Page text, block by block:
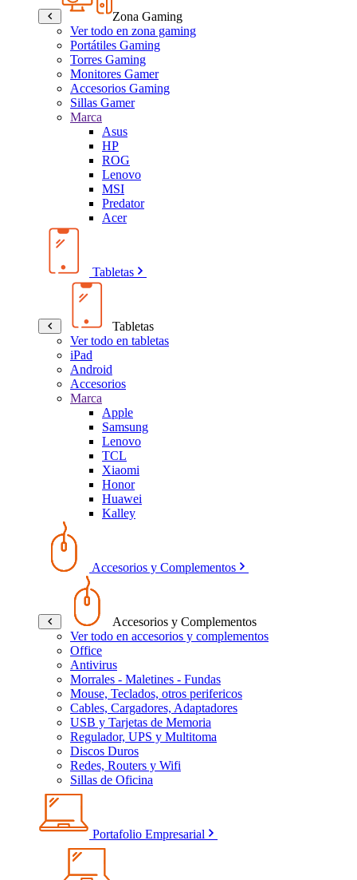
Zona Gaming
Ver todo en zona gaming
Portátiles Gaming
Torres Gaming
Monitores Gamer
Accesorios Gaming
Sillas Gamer
Marca
Asus
HP
ROG
Lenovo
MSI
Predator
Acer
Tabletas
Tabletas
Ver todo en tabletas
iPad
Android
Accesorios
Marca
Apple
Samsung
Lenovo
TCL
Xiaomi
Honor
Huawei
Kalley
Accesorios y Complementos
Accesorios y Complementos
Ver todo en accesorios y complementos
Office
Antivirus
Morrales - Maletines - Fundas
Mouse, Teclados, otros perifericos
Cables, Cargadores, Adaptadores
USB y Tarjetas de Memoria
Regulador, UPS y Multitoma
Discos Duros
Redes, Routers y Wifi
Sillas de Oficina
Portafolio Empresarial